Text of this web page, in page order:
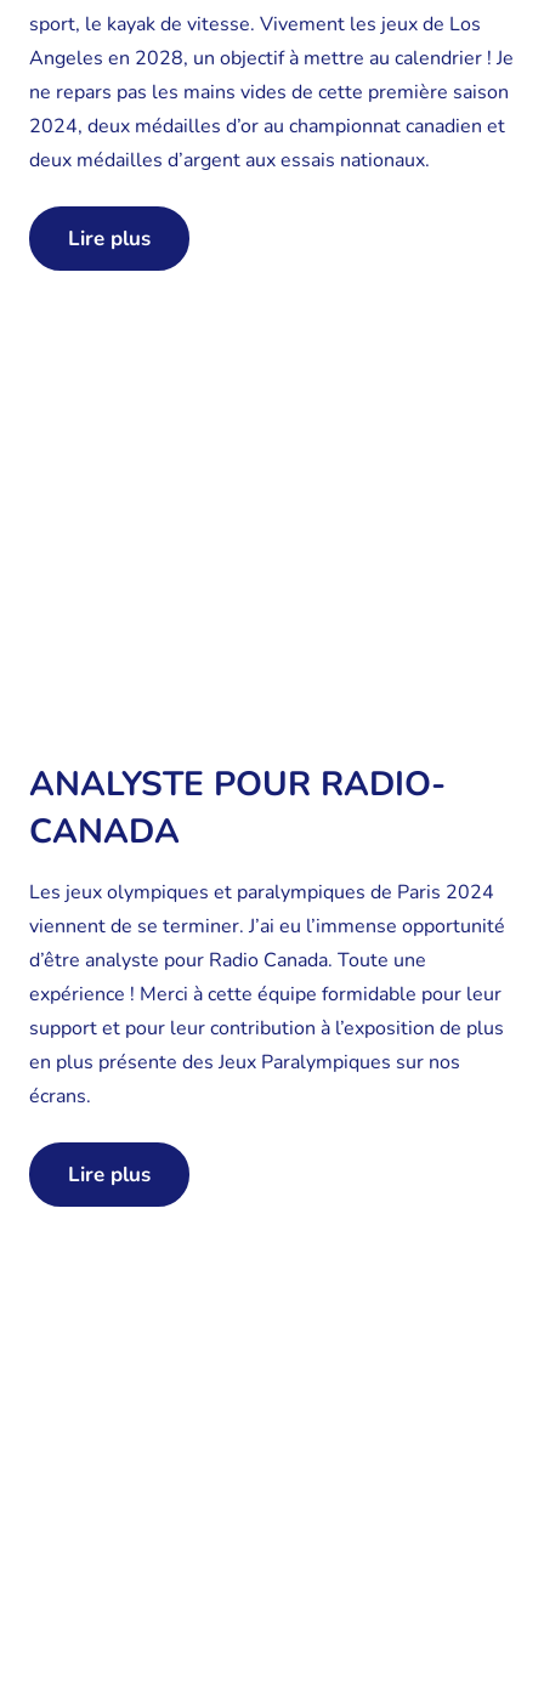
sport, le kayak de vitesse. Vivement les jeux de Los
Angeles en 2028, un objectif à mettre au calendrier ! Je
ne repars pas les mains vides de cette première saison
2024, deux médailles d’or au championnat canadien et
deux médailles d’argent aux essais nationaux.
Lire plus
ANALYSTE POUR RADIO-
CANADA
Les jeux olympiques et paralympiques de Paris 2024
viennent de se terminer. J’ai eu l’immense opportunité
d’être analyste pour Radio Canada. Toute une
expérience ! Merci à cette équipe formidable pour leur
support et pour leur contribution à l’exposition de plus
en plus présente des Jeux Paralympiques sur nos
écrans.
Lire plus